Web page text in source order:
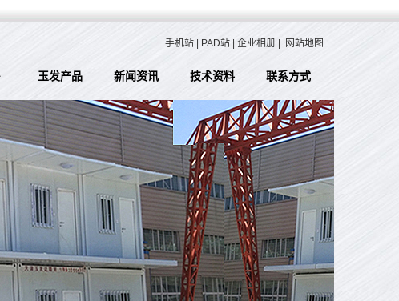
手机站 PAD站 企业相册 网站地图
玉发产品 新闻资讯 技术资料 联系方式